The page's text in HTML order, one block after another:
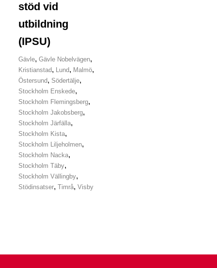
stöd vid
utbildning
(IPSU)
Gävle, Gävle Nobelvägen,
Kristianstad, Lund, Malmö,
Östersund, Södertälje,
Stockholm Enskede,
Stockholm Flemingsberg,
Stockholm Jakobsberg,
Stockholm Järfälla,
Stockholm Kista,
Stockholm Liljeholmen,
Stockholm Nacka,
Stockholm Täby,
Stockholm Vällingby,
Stödinsatser, Timrå, Visby